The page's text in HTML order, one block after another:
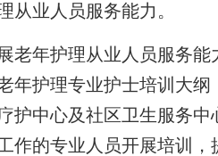
从业人员服务能力。
年护理从业人员服务能
年护理专业护士培训大
护中心及社区卫生服务
作的专业人员开展培训